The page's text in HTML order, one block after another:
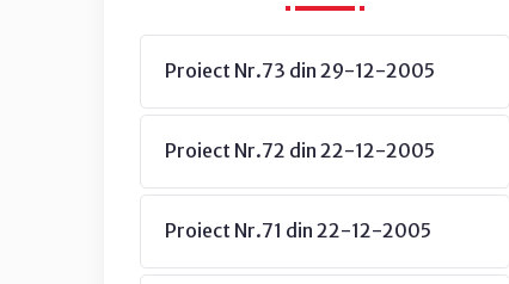
Proiect Nr.73 din 29-12-2005
Proiect Nr.72 din 22-12-2005
Proiect Nr.71 din 22-12-2005